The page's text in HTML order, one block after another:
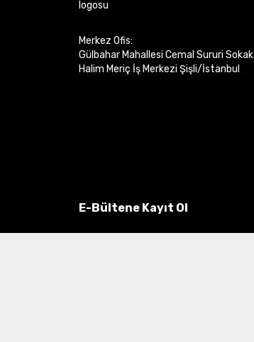
Merkez Ofis:
Gülbahar Mahallesi Cemal Sururi Sokak
Halim Meriç İş Merkezi Şişli/İstanbul
E-Bültene Kayıt Ol